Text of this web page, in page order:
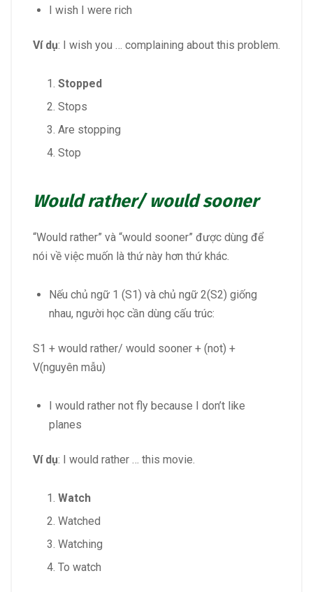
I wish I were rich
Ví dụ: I wish you … complaining about this problem.
Stopped
Stops
Are stopping
Stop
Would rather/ would sooner
“Would rather” và “would sooner” được dùng để
nói về việc muốn là thứ này hơn thứ khác.
Nếu chủ ngữ 1 (S1) và chủ ngữ 2(S2) giống
nhau, người học cần dùng cấu trúc:
S1 + would rather/ would sooner + (not) +
V(nguyên mẫu)
I would rather not fly because I don’t like
planes
Ví dụ: I would rather … this movie.
Watch
Watched
Watching
To watch